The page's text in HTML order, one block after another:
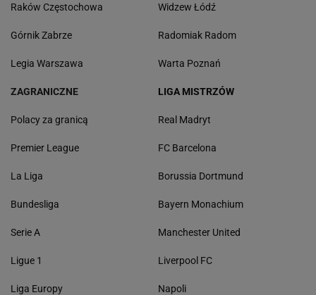
Raków Częstochowa
Górnik Zabrze
Legia Warszawa
Widzew Łódź
Radomiak Radom
Warta Poznań
ZAGRANICZNE
Polacy za granicą
Premier League
La Liga
Bundesliga
Serie A
Ligue 1
Liga Europy
LIGA MISTRZÓW
Real Madryt
FC Barcelona
Borussia Dortmund
Bayern Monachium
Manchester United
Liverpool FC
Napoli